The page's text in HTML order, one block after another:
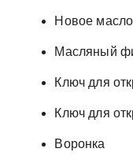
Новое масло
Масляный
Ключ для
Ключ для
Воронка